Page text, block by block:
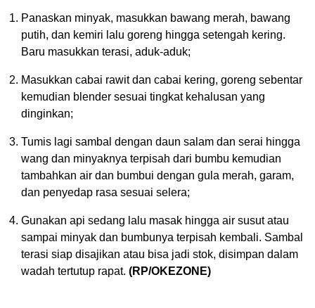
Panaskan minyak, masukkan bawang merah, bawang
putih, dan kemiri lalu goreng hingga setengah kering.
Baru masukkan terasi, aduk-aduk;
Masukkan cabai rawit dan cabai kering, goreng sebentar
kemudian blender sesuai tingkat kehalusan yang
dinginkan;
Tumis lagi sambal dengan daun salam dan serai hingga
wang dan minyaknya terpisah dari bumbu kemudian
tambahkan air dan bumbui dengan gula merah, garam,
dan penyedap rasa sesuai selera;
Gunakan api sedang lalu masak hingga air susut atau
sampai minyak dan bumbunya terpisah kembali. Sambal
terasi siap disajikan atau bisa jadi stok, disimpan dalam
wadah tertutup rapat. (RP/OKEZONE)